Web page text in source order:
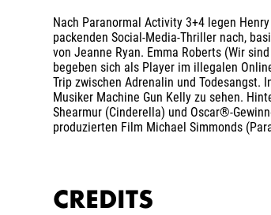
Nach Paranormal Activity 3+4 legen
packenden Social-Media-Thriller nach,
von Jeanne Ryan. Emma Roberts (Wir
begeben sich als Player im illegalen
Trip zwischen Adrenalin und
Musiker Machine Gun Kelly zu sehen.
Shearmur (Cinderella) und Oscar®-
produzierten Film Michael Simmonds
CREDITS